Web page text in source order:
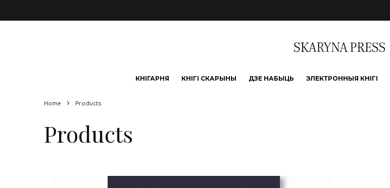
КНІГАРНЯ КНІГІ СКАРЫНЫ ДЗЕ НАБЫЦЬ ЭЛЕКТРОННЫЯ КНІГІ
Home Products
Products